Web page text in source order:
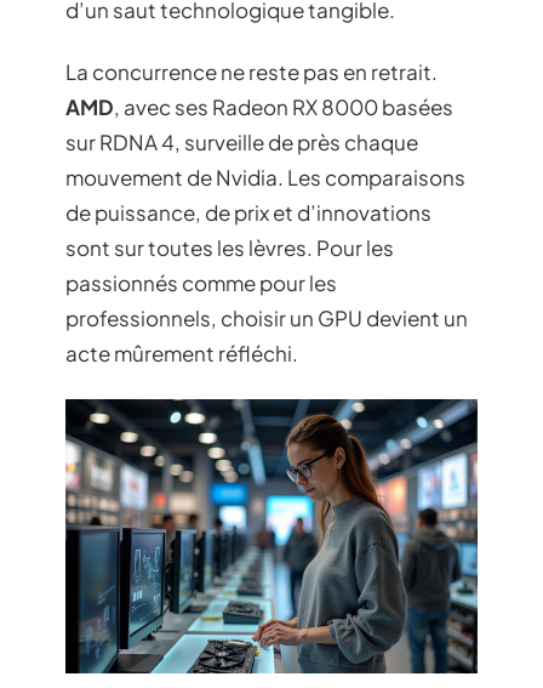
d’un saut technologique tangible.
La concurrence ne reste pas en retrait.
AMD, avec ses Radeon RX 8000 basées
sur RDNA 4, surveille de près chaque
mouvement de Nvidia. Les comparaisons
de puissance, de prix et d’innovations
sont sur toutes les lèvres. Pour les
passionnés comme pour les
professionnels, choisir un GPU devient un
acte mûrement réfléchi.